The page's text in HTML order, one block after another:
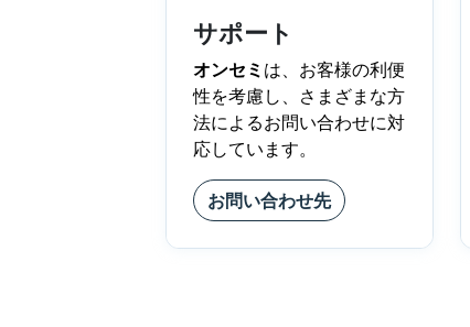
サポート
オンセミ は、お客様の利便
性を考慮し、さまざまな方
法によるお問い合わせに対
応しています。
お問い合わせ先